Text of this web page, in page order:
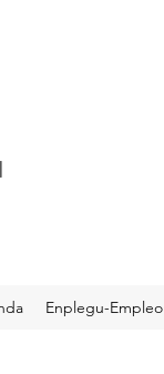
Enplegu-Empleo